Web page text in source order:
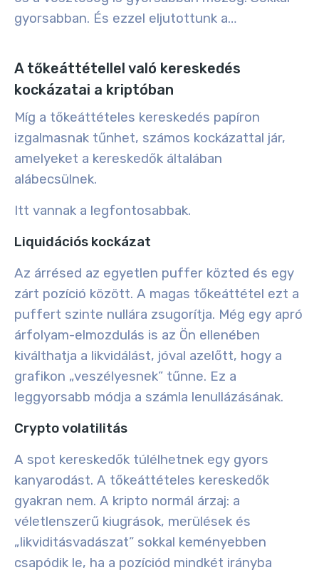
gyorsabban. És ezzel eljutottunk a…
A tőkeáttétellel való kereskedés
kockázatai a kriptóban
Míg a tőkeáttételes kereskedés papíron
izgalmasnak tűnhet, számos kockázattal jár,
amelyeket a kereskedők általában
alábecsülnek.
Itt vannak a legfontosabbak.
Liquidációs kockázat
Az árrésed az egyetlen puffer közted és egy
zárt pozíció között. A magas tőkeáttétel ezt a
puffert szinte nullára zsugorítja. Még egy apró
árfolyam-elmozdulás is az Ön ellenében
kiválthatja a likvidálást, jóval azelőtt, hogy a
grafikon „veszélyesnek” tűnne. Ez a
leggyorsabb módja a számla lenullázásának.
Crypto volatilitás
A spot kereskedők túlélhetnek egy gyors
kanyarodást. A tőkeáttételes kereskedők
gyakran nem. A kripto normál árzaj: a
véletlenszerű kiugrások, merülések és
„likviditásvadászat” sokkal keményebben
csapódik le, ha a pozíciód mindkét irányba